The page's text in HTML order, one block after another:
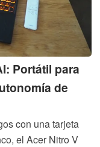
Portátil para
de
con una tarjeta
el Acer Nitro V